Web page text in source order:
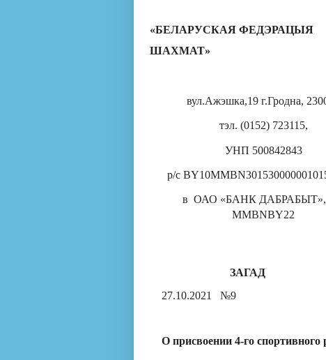
«БЕЛАРУСКАЯ ФЕДЭРАЦЫЯ
ШАХМАТ»
вул.Ажэшка,19 г.Гродна,
тэл. (0152) 723115,
УНП 500842843
р/с
в ОАО «БАНК ДАБРАБЫТ»,
MMBNBY22
ЗАГАД
27.10.2021
№9
О присвоении 4-го